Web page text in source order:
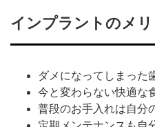
インプラントのメリ
ダメになってしまった
今と変わらない快適な
普段のお手入れは自分